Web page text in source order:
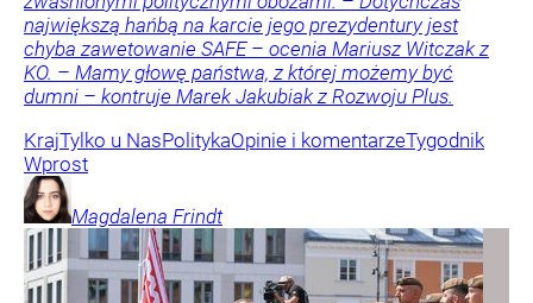
największą hańbą na karcie jego prezydentury jest
chyba zawetowanie SAFE – ocenia Mariusz Witczak z
KO. – Mamy głowę państwa, z której możemy być
dumni – kontruje Marek Jakubiak z Rozwoju Plus.
KrajTylko u NasPolitykaOpinie i komentarzeTygodnik
Wprost
Magdalena Frindt